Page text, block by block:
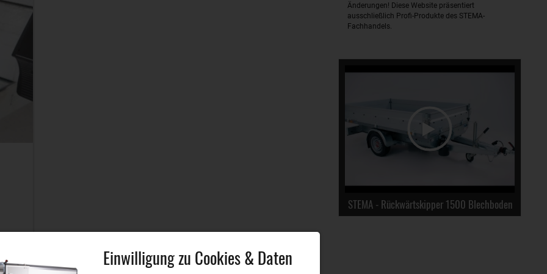
Änderungen! Diese Website präsentiert
ausschließlich Profi-Produkte des STEMA-
Fachhandels.
STEMA - Rückwärtskipper 1500 Blechboden
Einwilligung zu Cookies & Daten